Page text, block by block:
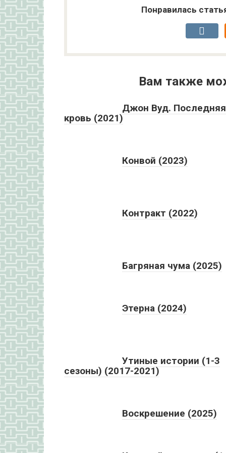
Понравилась
Вам также
Джон Вуд. Последняя
кровь (2021)
Конвой (2023)
Контракт (2022)
Багряная чума (2025)
Этерна (2024)
Утиные истории (1-3
сезоны) (2017-2021)
Воскрешение (2025)